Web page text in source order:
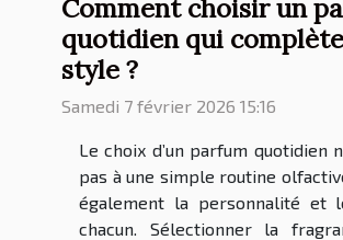
Comment choisir un
quotidien qui
style ?
Samedi 7 février 2026 15:16
Le choix d’un parfum quotidien
pas à une simple routine
également la personnalité et
chacun. Sélectionner la